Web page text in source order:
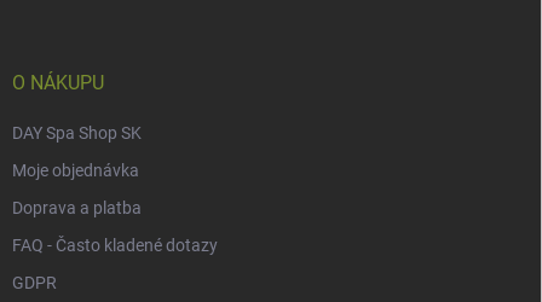
O NÁKUPU
DAY Spa Shop SK
Moje objednávka
Doprava a platba
FAQ - Často kladené dotazy
GDPR